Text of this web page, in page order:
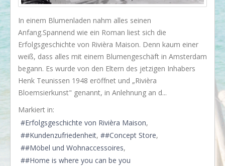
Lässige Möbel
Must have
Strände
Styling
Kramkiste
KONTAKT
Kontaktformular
In einem Blumenladen nahm alles seinen
Anfang.Spannend wie ein Roman liest sich die
Erfolgsgeschichte von Rivièra Maison. Denn kaum einer
weiß, dass alles mit einem Blumengeschäft in Amsterdam
begann. Es wurde von den Eltern des jetzigen Inhabers
Henk Teunissen 1948 eröffnet und „Rivièra
Bloemsierkunst" genannt, in Anlehnung an d...
Markiert in:
Erfolgsgeschichte von Rivièra Maison
#Kundenzufriedenheit
#Concept Store
#Möbel und Wohnaccessoires
#Home is where you can be you